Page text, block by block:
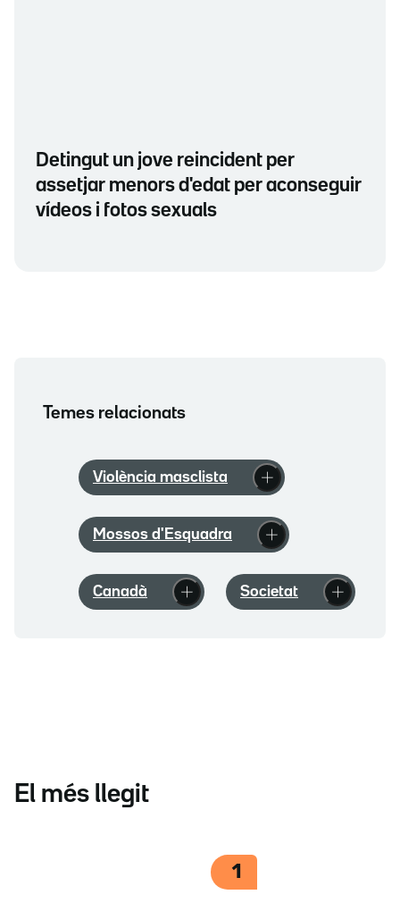
Detingut un jove reincident per
assetjar menors d'edat per aconseguir
vídeos i fotos sexuals
Temes relacionats
Violència masclista
Mossos d'Esquadra
Canadà Societat
El més llegit
1